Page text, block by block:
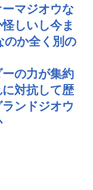
マジオウな
しいし今ま
のか全く別の
の力が集約
対抗して歴
ンドジオウ